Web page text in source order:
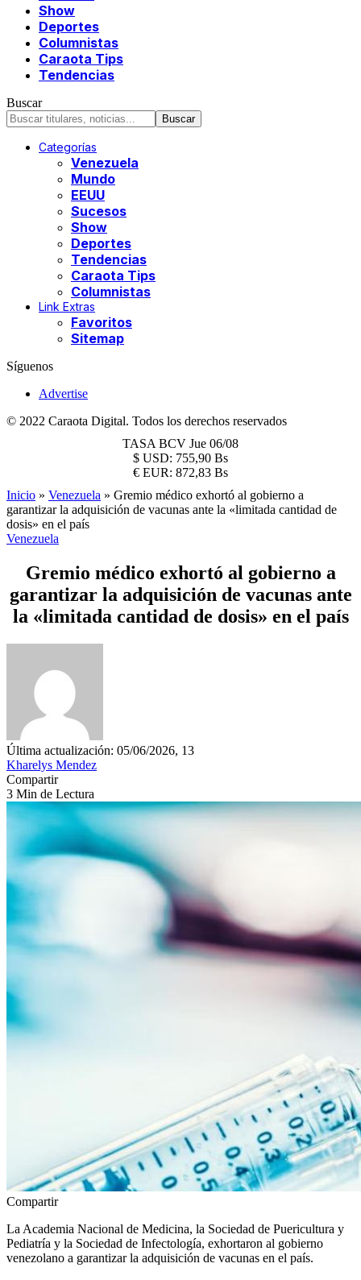
Show
Deportes
Columnistas
Caraota Tips
Tendencias
Buscar
Categorías
Venezuela
Mundo
EEUU
Sucesos
Show
Deportes
Tendencias
Caraota Tips
Columnistas
Link Extras
Favoritos
Sitemap
Síguenos
Advertise
© 2022 Caraota Digital. Todos los derechos reservados
TASA BCV Jue 06/08
$ USD: 755,90 Bs
€ EUR: 872,83 Bs
Inicio » Venezuela » Gremio médico exhortó al gobierno a
garantizar la adquisición de vacunas ante la «limitada cantidad de
dosis» en el país
Venezuela
Gremio médico exhortó al gobierno a
garantizar la adquisición de vacunas ante
la «limitada cantidad de dosis» en el país
Última actualización: 05/06/2026, 13
Kharelys Mendez
Compartir
3 Min de Lectura
Compartir
La Academia Nacional de Medicina, la Sociedad de Puericultura y
Pediatría y la Sociedad de Infectología, exhortaron al gobierno
venezolano a garantizar la adquisición de vacunas en el país.